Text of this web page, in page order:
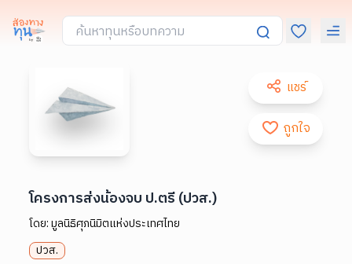
แชร์
ถูกใจ
โครงการส่งน้องจบ ป.ตรี (ปวส.)
โดย:มูลนิธิศุภนิมิตแห่งประเทศไทย
ปวส.